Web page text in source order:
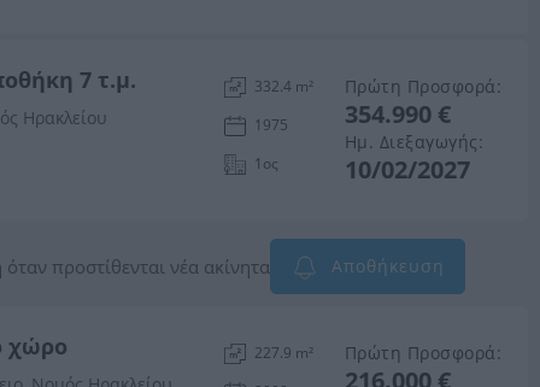
7 τ.μ.
Ηρακλείου
332.4 m²
1975
1ος
Πρώτη Προσφορά:
354.990 €
Ημ. Διεξαγωγής:
10/02/2027
προστίθενται νέα ακίνητα Αποθήκευση
χώρο
227.9 m²
Πρώτη Προσφορά:
216.000 €